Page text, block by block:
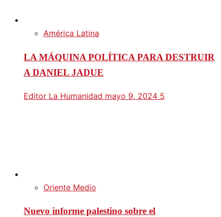
América Latina
LA MÁQUINA POLÍTICA PARA DESTRUIR
A DANIEL JADUE
Editor La Humanidad mayo 9, 2024 5
Oriente Medio
Nuevo informe palestino sobre el